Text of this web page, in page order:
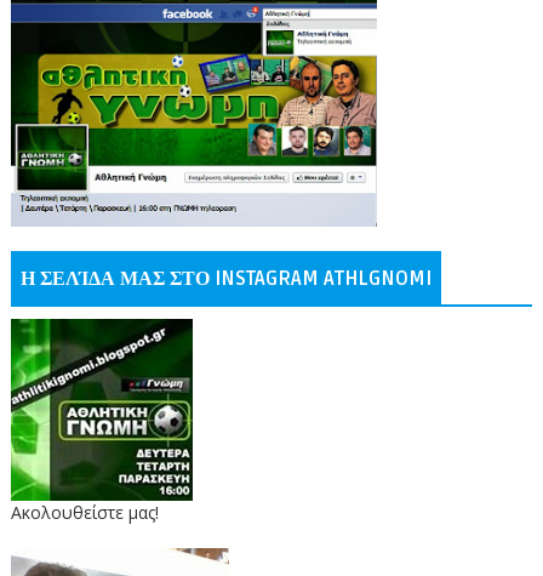
Η ΣΕΛΊΔΑ ΜΑΣ ΣΤΟ INSTAGRAM ATHLGNOMI
Ακολουθείστε μας!